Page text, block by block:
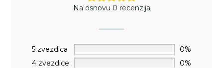
Na osnovu 0 recenzija
5 zvezdica
0%
4 zvezdice
0%